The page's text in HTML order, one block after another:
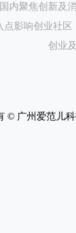
国内聚焦创新及
点影响创业社
创业
© 广州爱范儿